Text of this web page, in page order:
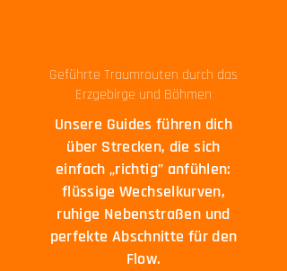
Geführte Traumrouten durch das
Erzgebirge und Böhmen
Unsere Guides führen dich
über Strecken, die sich
einfach „richtig” anfühlen:
flüssige Wechselkurven,
ruhige Nebenstraßen und
perfekte Abschnitte für den
Flow.